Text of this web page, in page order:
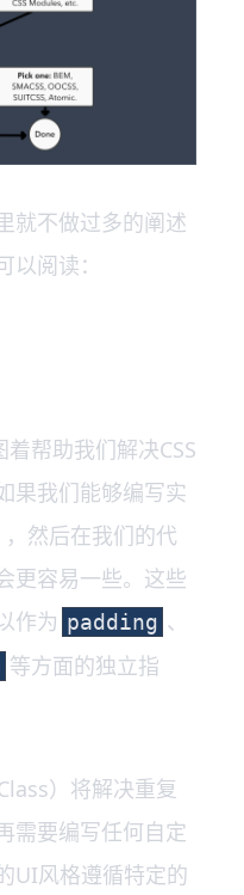
就不做过多的阐述
阅读：
帮助我们解决CSS
果我们能够编写实
然后在我们的代
更容易一些。这些
作为 padding 、
等方面的独立指
）将解决重复
需要编写任何自定
UI风格遵循特定的